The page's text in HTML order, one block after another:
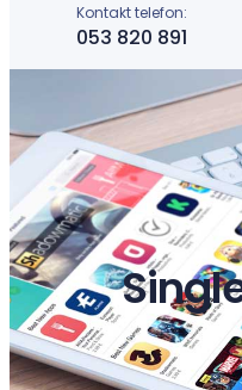
Kontakt telefon:
053 820 891